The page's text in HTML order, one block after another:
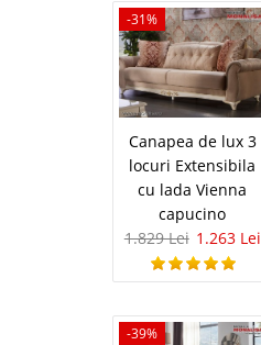
-31%
Canapea de lux 3
locuri Extensibila
cu lada Vienna
capucino
1.829 Lei 1.263 Lei
-39%